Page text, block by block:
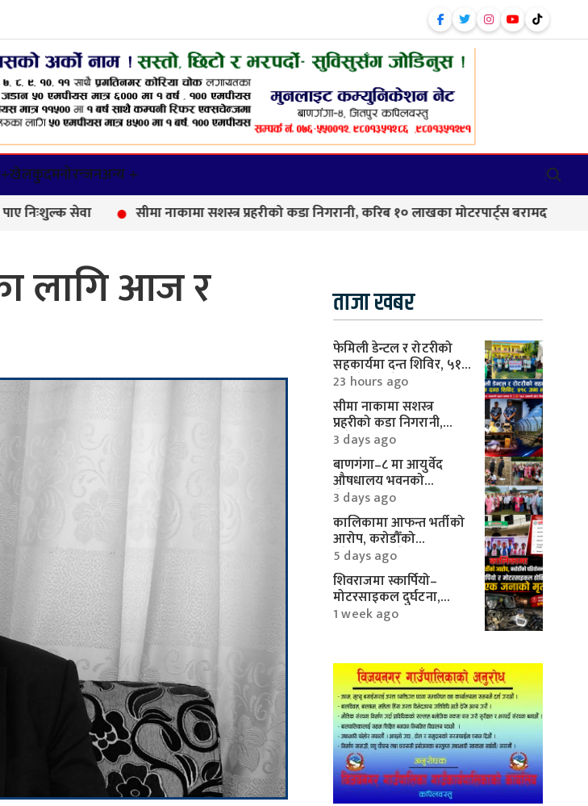
खेलकुदमनोरन्जनअन्य +
सेवा सीमा नाकामा सशस्त्र प्रहरीको कडा निगरानी, करिब १० लाखका मोटरपार्ट्स बरामद
लागि आज र ताजा खबर
फेमिली डेन्टल र रोटरीको
सहकार्यमा दन्त शिविर, ५१८
जनाले पाए निःशुल्क सेवा
23 hours ago
सीमा नाकामा सशस्त्र
प्रहरीको कडा निगरानी,
करिब १० लाखका
मोटरपार्ट्स बरामद
3 days ago
बाणगंगा–८ मा आयुर्वेद
औषधालय भवनको
शिलान्यास सम्पन्न
3 days ago
कालिकामा आफन्त भर्तीको
आरोप, करोडौँको
परियोजनामाथि गम्भीर प्रश्न
5 days ago
शिवराजमा स्कार्पियो–
मोटरसाइकल दुर्घटना,
एकको मृत्यु
1 week ago